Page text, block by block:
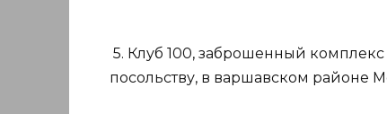
5. Клуб 100, заброшенный
посольству, в варшавском районе